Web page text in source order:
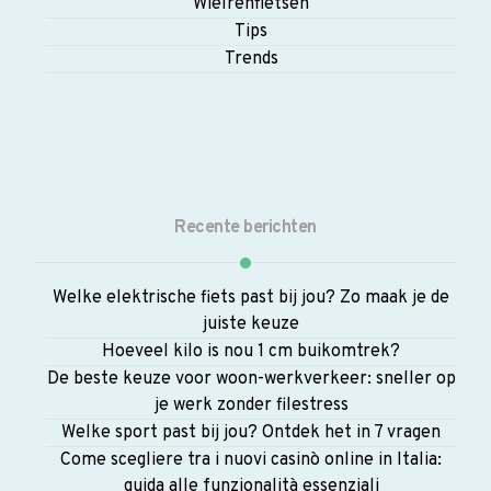
Wielrenfietsen
Tips
Trends
Recente berichten
Welke elektrische fiets past bij jou? Zo maak je de
juiste keuze
Hoeveel kilo is nou 1 cm buikomtrek?
De beste keuze voor woon-werkverkeer: sneller op
je werk zonder filestress
Welke sport past bij jou? Ontdek het in 7 vragen
Come scegliere tra i nuovi casinò online in Italia: